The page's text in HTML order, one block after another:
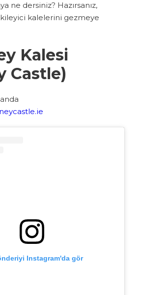
ne dersiniz? Hazırsanız,
kalelerini gezmeye
Kalesi
Castle)
Instagram'da gör